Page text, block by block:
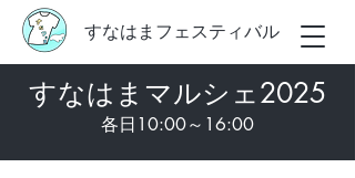
すなはまフェスティバル
​すなはまマルシェ2025
各日10:00～16:00